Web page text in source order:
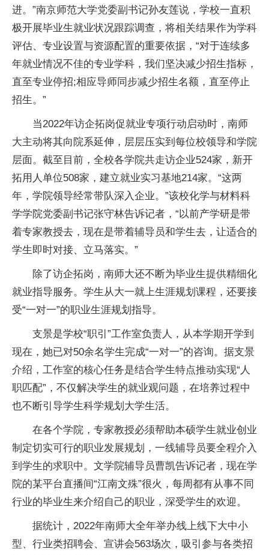
进。”南京师范大学党委副书记孙友莲说，学校一直积
极开展毕业生就业状况跟踪调查，将相关结果作为学科
评估、专业设置与资源配置的重要依据，“对于连续多
年就业情况不佳的专业学科，我们坚决减少招生指标，
直至专业停招;相应导师同步减少招生名额，直至停止
招生。”
当2022年访企拓岗促就业专项行动启动时，南师
大主动将其向院系延伸，层层压实到每位校领导和学院
层面。截至目前，全校各学院共走访企业524家，新开
拓用人单位508家，建立就业实习基地214家。“这两
年，学院领导经常带队深入企业。”该校化学与材料科
学学院党委副书记张守林告诉记者，“以前产学研是带
着专家教授去，现在是带着辅导员和学生去，让适合的
学生即时对接、立马落实。”
除了访企拓岗，南师大还不断为毕业生提供精细化
就业指导服务。学生从大一就上生涯规划课程，还要接
受“一对一”的职业生涯规划指导。
支景是学校“职引”工作室负责人，从本学期开学到
现在，她已对50余名学生完成“一对一”的咨询。据支景
介绍，工作室的核心任务是结合学生特点推动实现“人
职匹配”，不仅解决学生的就业观问题，在培养过程中
也不断引导学生科学规划大学生活。
在各个学院，专家教授必须帮助本硕学生就业创业
制定切实可行的职业发展规划，一线辅导员要全程介入
到学生的求职中。文学院辅导员曹凯告诉记者，现在学
院的某平台直播间“江南文殊”很火，每周都有从事不同
行业的毕业生来介绍自己的职业，深受学生的欢迎。
据统计，2022年南师大全年举办线上线下大中小
型、行业类招聘会、宣讲会563场次，吸引参与各类招